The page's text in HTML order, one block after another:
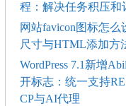
程：解决任务积压和
网站favicon图标怎么
尺寸与HTML添加方
WordPress 7.1新增
开标志：统一支持
CP与AI代理